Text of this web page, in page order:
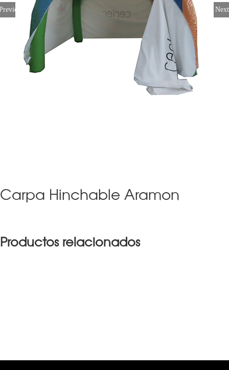
Next
Carpa Hinchable Aramon
Productos relacionados